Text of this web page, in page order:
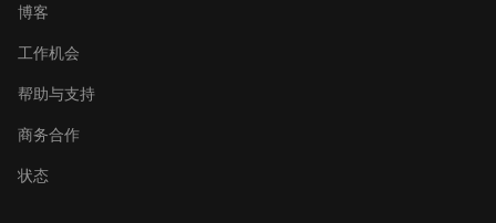
博客
工作机会
帮助与支持
商务合作
状态